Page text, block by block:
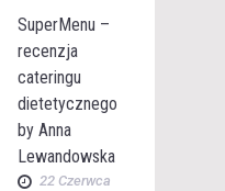
SuperMenu –
recenzja
cateringu
dietetycznego
by Anna
Lewandowska
22 Czerwca